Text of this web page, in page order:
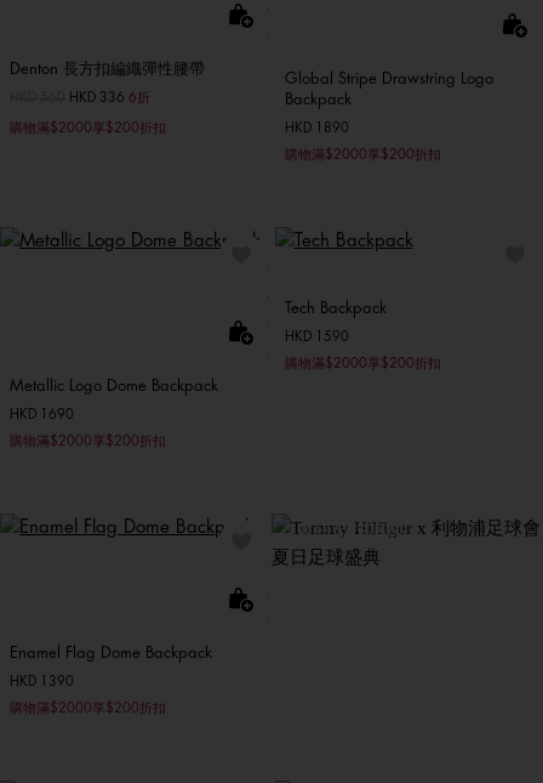
Denton 長方扣編織彈性腰帶
價格扣減從至HKD 336 6折
購物滿$2000享$200折扣
Global Stripe Drawstring Logo
Backpack
HKD 1890
購物滿$2000享$200折扣
Metallic Logo Dome Backpack
HKD 1690
購物滿$2000享$200折扣
Tech Backpack
HKD 1590
購物滿$2000享$200折扣
Enamel Flag Dome Backpack
HKD 1390
購物滿$2000享$200折扣
夏日足球盛典